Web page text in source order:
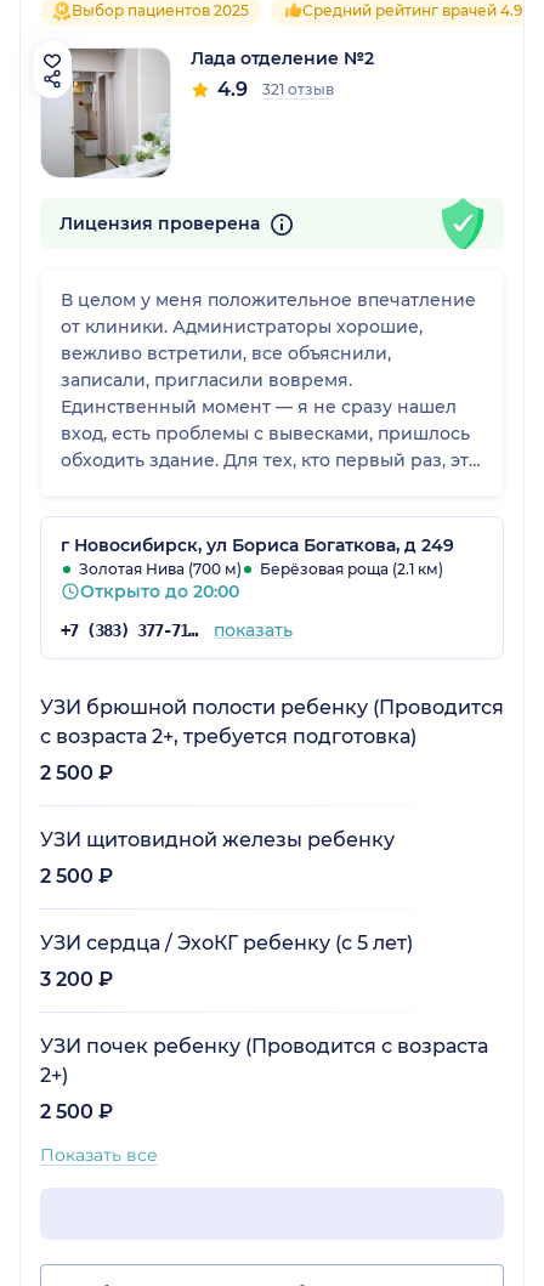
Выбор пациентов 2025 Средний рейтинг врачей 4.9
Лада отделение №2
4.9 321 отзыв
Лицензия проверена
В целом у меня положительное впечатление
от клиники. Администраторы хорошие,
вежливо встретили, все объяснили,
записали, пригласили вовремя.
Единственный момент — я не сразу нашел
вход, есть проблемы с вывесками, пришлось
обходить здание. Для тех, кто первый раз, это
есть где посидеть, подождать, атмосфера
спокойная.
г Новосибирск, ул Бориса Богаткова, д 249
Золотая Нива (700 м) Берёзовая роща (2.1 км)
Открыто до 20:00
+7 (383) 377-71-46 показать
УЗИ брюшной полости ребенку (Проводится
с возраста 2+, требуется подготовка)
2 500 ₽
УЗИ щитовидной железы ребенку
2 500 ₽
УЗИ сердца / ЭхоКГ ребенку (с 5 лет)
3 200 ₽
УЗИ почек ребенку (Проводится с возраста
2+)
2 500 ₽
Показать все